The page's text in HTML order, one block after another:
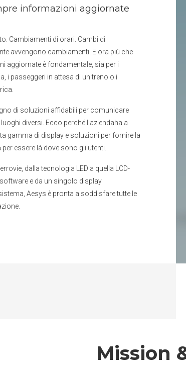
informazioni aggiornate
Cambiamenti di orari. Cambi di
avvengono cambiamenti. E ora più che
aggiornate è fondamentale, sia per i
i passeggeri in attesa di un treno o i
di soluzioni affidabili per comunicare
diversi. Ecco perché l'aziendaha a
gamma di display e soluzioni per fornire la
essere là dove sono gli utenti.
dalla tecnologia LED a quella LCD-
e da un singolo display
Aesys è pronta a soddisfare tutte le
Mission